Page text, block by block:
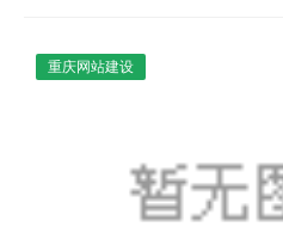
重庆网站建设